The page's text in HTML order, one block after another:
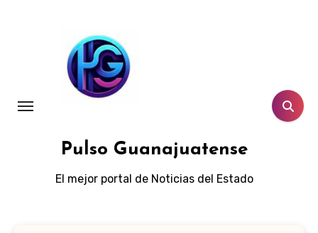
Pulso Guanajuatense
El mejor portal de Noticias del Estado